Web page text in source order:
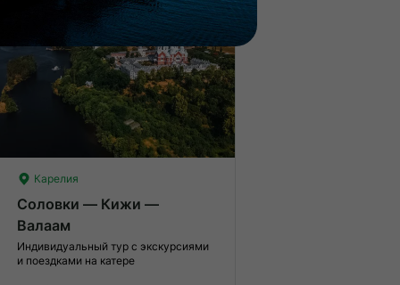
Индивидуальный тур
Карелия
Соловки — Кижи —
Валаам
Индивидуальный тур с экскурсиями
и поездками на катере